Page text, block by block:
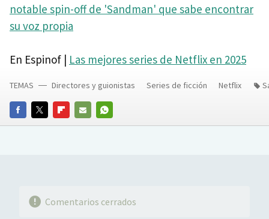
notable spin-off de 'Sandman' que sabe encontrar
su voz propia
En Espinof | Las mejores series de Netflix en 2025
FACEBOOKTWITTERFLIPBOARD
E-
WHATSAPP
TEMAS Directores y guionistas Series de ficción Netflix
Comentarios cerrados